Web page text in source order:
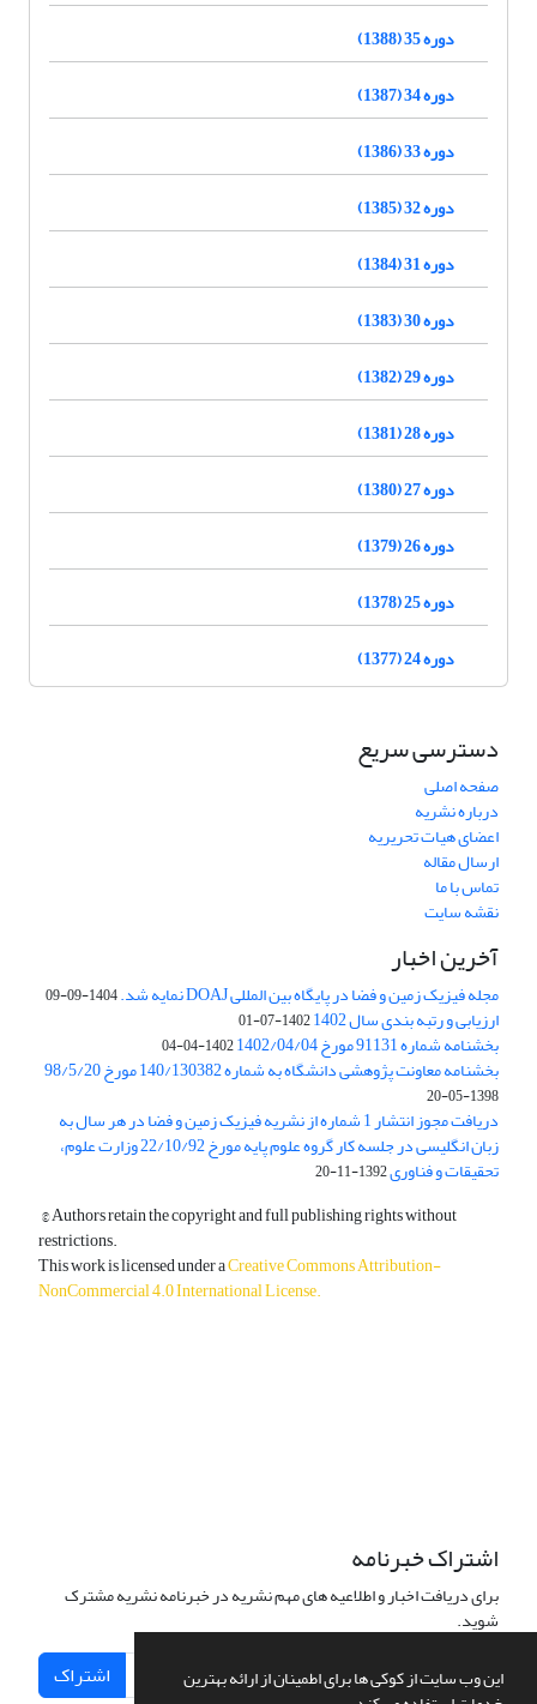
این وب سایت از کوکی ها برای اطمینان از ارائه بهترین
دوره 35 (1388)
دوره 34 (1387)
دوره 33 (1386)
دوره 32 (1385)
دوره 31 (1384)
دوره 30 (1383)
دوره 29 (1382)
دوره 28 (1381)
دوره 27 (1380)
دوره 26 (1379)
دوره 25 (1378)
دوره 24 (1377)
دسترسی سریع
صفحه اصلی
درباره نشریه
اعضای هیات تحریریه
ارسال مقاله
تماس با ما
نقشه سایت
آخرین اخبار
مجله فیزیک زمین و فضا در پایگاه بین المللی DOAJ نمایه شد. 1404-09-09
ارزیابی و رتبه بندی سال 1402 1402-07-01
بخشنامه شماره 91131 مورخ 1402/04/04 1402-04-04
بخشنامه معاونت پژوهشی دانشگاه به شماره 140/130382 مورخ 98/5/20
1398-05-20
دریافت مجوز انتشار 1 شماره از نشریه فیزیک زمین و فضا در هر سال به
زبان انگلیسی در جلسه کار گروه علوم پایه مورخ 22/10/92 وزارت علوم،
تحقیقات و فناوری1392-11-20
© Authors retain the copyright and full publishing rights without
restrictions.
This work is licensed under aCreative Commons Attribution-
NonCommercial 4.0 International License.
اشتراک خبرنامه
برای دریافت اخبار و اطلاعیه های مهم نشریه در خبرنامه نشریه مشترک
شوید.
اشتراک